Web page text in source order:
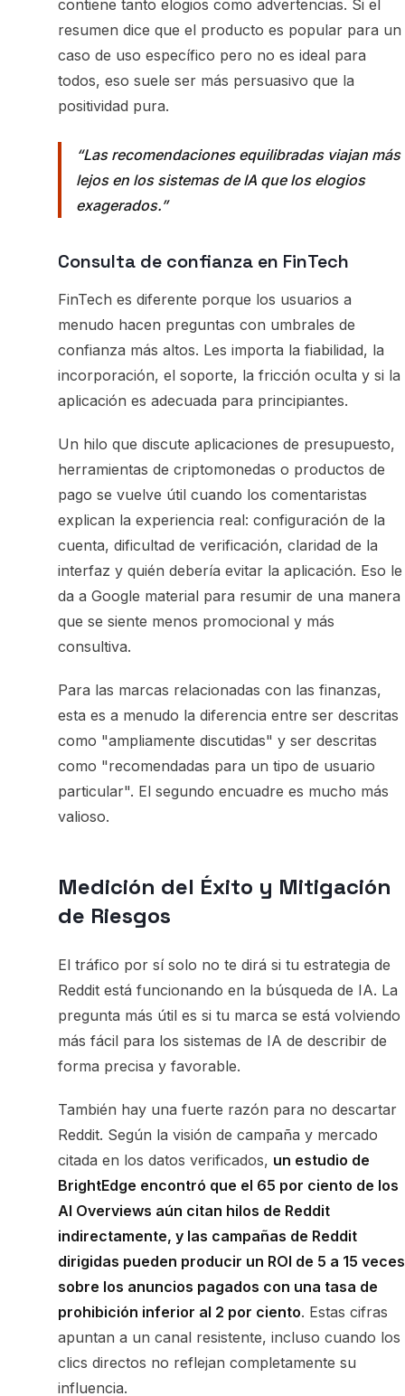
contiene tanto elogios como advertencias. Si el
resumen dice que el producto es popular para un
caso de uso específico pero no es ideal para
todos, eso suele ser más persuasivo que la
positividad pura.
Las recomendaciones equilibradas viajan más
lejos en los sistemas de IA que los elogios
exagerados.
Consulta de confianza en FinTech
FinTech es diferente porque los usuarios a
menudo hacen preguntas con umbrales de
confianza más altos. Les importa la fiabilidad, la
incorporación, el soporte, la fricción oculta y si la
aplicación es adecuada para principiantes.
Un hilo que discute aplicaciones de presupuesto,
herramientas de criptomonedas o productos de
pago se vuelve útil cuando los comentaristas
explican la experiencia real: configuración de la
cuenta, dificultad de verificación, claridad de la
interfaz y quién debería evitar la aplicación. Eso le
da a Google material para resumir de una manera
que se siente menos promocional y más
consultiva.
Para las marcas relacionadas con las finanzas,
esta es a menudo la diferencia entre ser descritas
como "ampliamente discutidas" y ser descritas
como "recomendadas para un tipo de usuario
particular". El segundo encuadre es mucho más
valioso.
Medición del Éxito y Mitigación
de Riesgos
El tráfico por sí solo no te dirá si tu estrategia de
Reddit está funcionando en la búsqueda de IA. La
pregunta más útil es si tu marca se está volviendo
más fácil para los sistemas de IA de describir de
forma precisa y favorable.
También hay una fuerte razón para no descartar
Reddit. Según la visión de campaña y mercado
citada en los datos verificados, un estudio de
BrightEdge encontró que el 65 por ciento de los
AI Overviews aún citan hilos de Reddit
indirectamente, y las campañas de Reddit
dirigidas pueden producir un ROI de 5 a 15 veces
sobre los anuncios pagados con una tasa de
prohibición inferior al 2 por ciento. Estas cifras
apuntan a un canal resistente, incluso cuando los
clics directos no reflejan completamente su
influencia.